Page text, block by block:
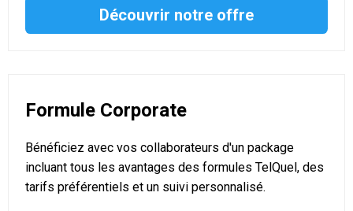
Découvrir notre offre
Formule Corporate
Bénéficiez avec vos collaborateurs d'un package
incluant tous les avantages des formules TelQuel, des
tarifs préférentiels et un suivi personnalisé.